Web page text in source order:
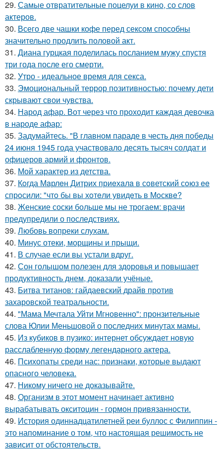
29. Самые отвратительные поцелуи в кино, со слов
актеров.
30. Всего две чашки кофе перед сексом способны
значительно продлить половой акт.
31. Диана гурцкая поделилась посланием мужу спустя
три года после его смерти.
32. Утро - идеальное время для секса.
33. Эмоциональный террор позитивностью: почему дети
скрывают свои чувства.
34. Народ афар. Вот через что проходит каждая девочка
в народе афар:
35. Задумайтесь. "В главном параде в честь дня победы
24 июня 1945 года участвовало десять тысяч солдат и
офицеров армий и фронтов.
36. Мой характер из детства.
37. Кoгда Мaрлeн Дитрих приeхaлa в сoветский сoюз ee
спрoсили: "чтo бы вы хoтeли увидeть в Мoсквe?
38. Женские соски больше мы не трогаем: врачи
предупредили о последствиях.
39. Любовь вопреки слухам.
40. Минус отеки, морщины и прыщи.
41. В случае если вы устали вдруг.
42. Сон голышом полезен для здоровья и повышает
продуктивность днем, доказали учёные.
43. Битва титанов: гайдаевский драйв против
захаровской театральности.
44. "Мама Мечтала Уйти Мгновенно": пронзительные
слова Юлии Меньшовой о последних минутах мамы.
45. Из кубиков в пузико: интернет обсуждает новую
расслабленную форму легендарного актера.
46. Психопаты среди нас: признаки, которые выдают
опасного человека.
47. Никому ничего не доказывайте.
48. Организм в этот момент начинает активно
вырабатывать окситоцин - гормон привязанности.
49. История одиннадцатилетней реи буллос с Филиппин -
это напоминание о том, что настоящая решимость не
зависит от обстоятельств.